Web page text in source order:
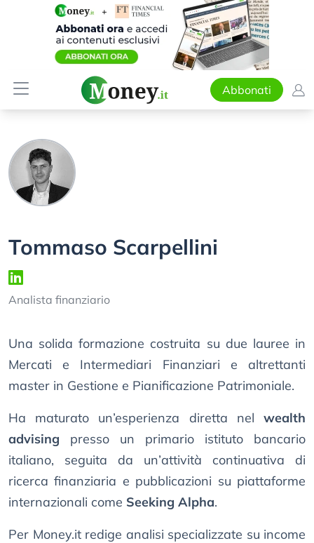
Abbonati
Tommaso Scarpellini
Analista finanziario
Una solida formazione costruita su due lauree in
Mercati e Intermediari Finanziari e altrettanti
master in Gestione e Pianificazione Patrimoniale.
Ha maturato un’esperienza diretta nel wealth
advising presso un primario istituto bancario
italiano, seguita da un’attività continuativa di
ricerca finanziaria e pubblicazioni su piattaforme
internazionali come Seeking Alpha.
Per Money.it redige analisi specializzate su income